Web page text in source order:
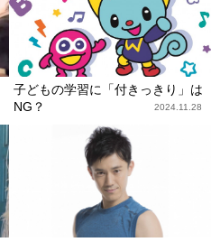
子どもの学習に「付きっきり」は
NG？
2024.11.28